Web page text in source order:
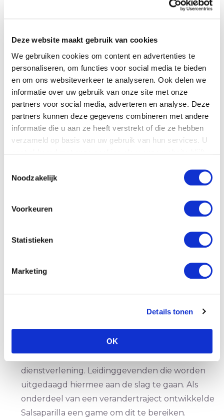
Deze website maakt gebruik van cookies
We gebruiken cookies om content en advertenties te
personaliseren, om functies voor social media te bieden
en om ons websiteverkeer te analyseren. Ook delen we
informatie over uw gebruik van onze site met onze
partners voor social media, adverteren en analyse. Deze
partners kunnen deze gegevens combineren met andere
informatie die u aan ze heeft verstrekt of die ze hebben
verzameld op basis van uw gebruik van hun services. U
Noodzakelijk
Voorkeuren
Statistieken
Marketing
Details tonen
OK
slachtoffer van kindermishandeling. Dat is één
kind in elke klas. Ons game based
verandertraject biedt hulp en inspiratie rond het
signaleren van kindermishandeling.
Theateropvoering ‘Raak’ vormt de start van het
traject. De interactieve voorstelling maakt dit
zware onderwerp bespreekbaar met
herkenbare dilemma’s en reconstructies. Het
protocollen. Dit is absoluut maatwerk en
houden, is er een jaarlijkse ‘test’. Met deze
hoe zij reageren in bepaalde situaties. Het
stimuleert ze om hun kennis consequent in te
Wat heeft een bibliotheek nog te bieden naast
Google? Generatie Y heeft méér nodig om
betrokken te blijven. Nieuwe vormen van
dienstverlening. Leidinggevenden die worden
uitgedaagd hiermee aan de slag te gaan. Als
onderdeel van een verandertraject ontwikkelde
Salsaparilla een game om dit te bereiken.